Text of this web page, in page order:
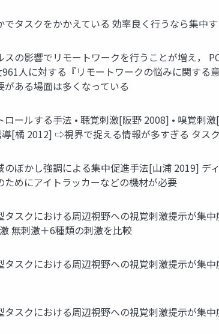
でタスクをかかえている 効率良く行うなら集
スの影響でリモートワークを行うことが増え，
人に対する『リモートワークの悩みに関す
がある場面は多くなっている
ロールする手法 • 聴覚刺激[阪野 2008] • 嗅覚
[橘 2012] ⇨視界で捉える情報が多すぎる タス
のぼかし強調による集中促進手法[山浦 2019]
めにアイトラッカーなどの機材が必要
タスクにおける周辺視野への視覚刺激提示が集
無刺激＋6種類の刺激を比較
タスクにおける周辺視野への視覚刺激提示が集
タスクにおける周辺視野への視覚刺激提示が集